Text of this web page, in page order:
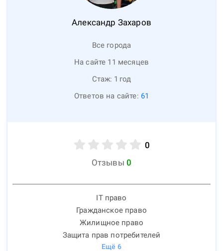
Александр Захаров
Все города
На сайте 11 месяцев
Стаж: 1 год
Ответов на сайте: 61
0
Отзывы 0
IT право
Гражданское право
Жилищное право
Защита прав потребителей
Ещё 6